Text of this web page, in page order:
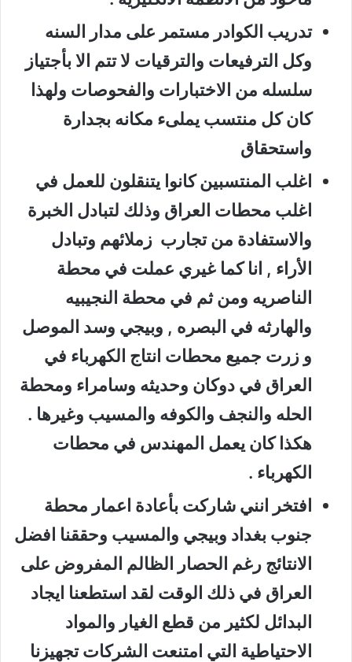
تدريب الكوادر مستمر على مدار السنه
وكل الترفيعات والترقيات لا تتم الا بأجتياز
سلسله من الاختبارات والفحوصات ولهذا
كان كل منتسب يملىء مكانه بجدارة
واستحقاق
اغلب المنتسبين كانوا يتنقلون للعمل في
اغلب محطات العراق وذلك لتبادل الخبرة
والاستفادة من تجارب زملائهم وتبادل
الأراء , انا كما غيري عملت في محطة
الناصريه ومن ثم في محطة النجيبيه
والهارثه في البصره , وبيجي وسد الموصل
و زرت جميع محطات انتاج الكهرباء في
العراق في دوكان وحديثه وسامراء ومحطة
الحله والنجف والكوفه والمسيب وغيرها .
هكذا كان يعمل المهندس في محطات
الكهرباء .
افتخر انني شاركت بأعادة اعمار محطة
جنوب بغداد وبيجي والمسيب وحققنا افضل
الانتائج رغم الحصار الظالم المفروض على
العراق في ذلك الوقت لقد استطعنا ايجاد
البدائل لكثير من قطع الغيار والمواد
الاحتياطية التي امتنعت الشركات تجهيزنا